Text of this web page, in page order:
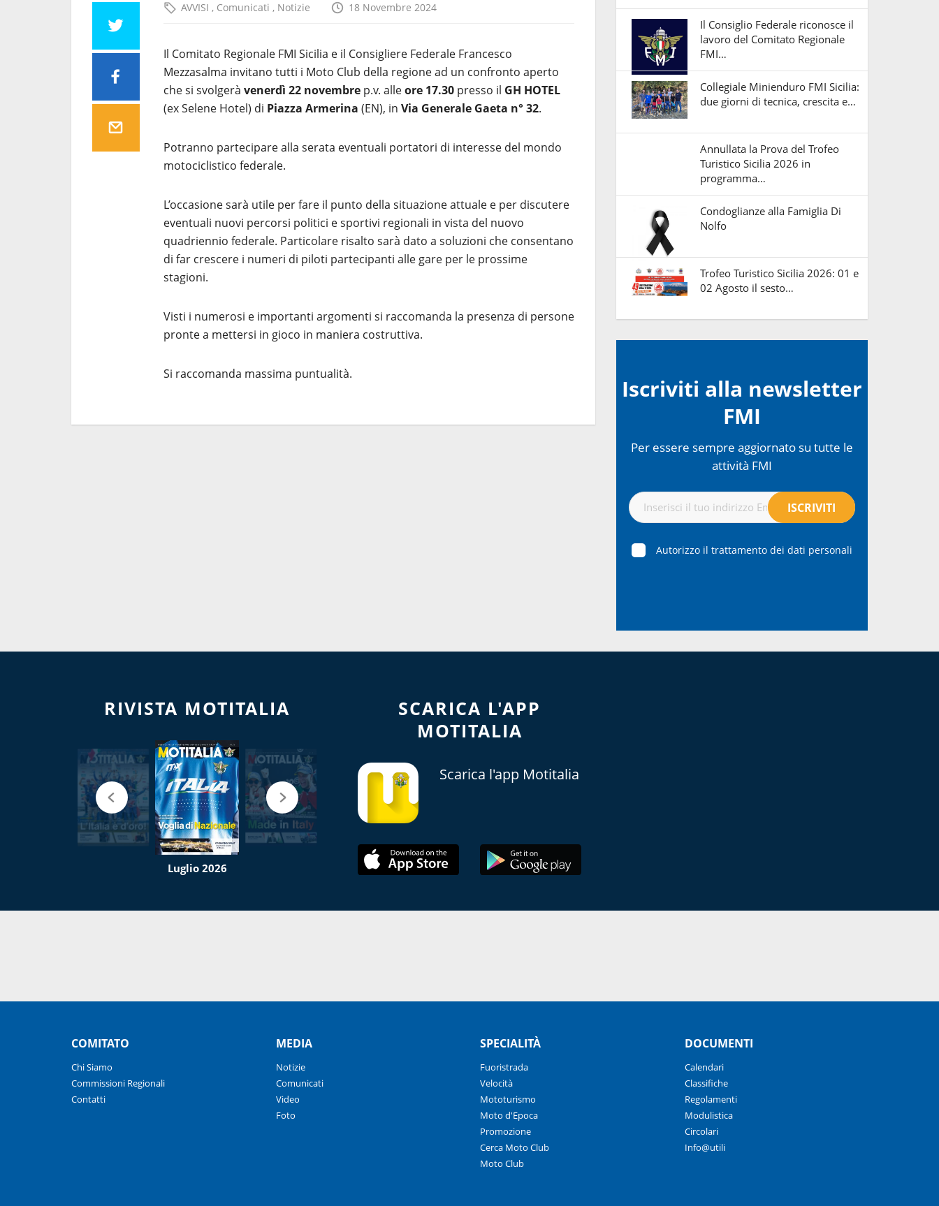
AVVISI , Comunicati , Notizie 18 Novembre 2024
Il Comitato Regionale FMI Sicilia e il Consigliere Federale Francesco
Mezzasalma invitano tutti i Moto Club della regione ad un confronto aperto
che si svolgerà venerdì 22 novembre p.v. alleore 17.30 presso il GH HOTEL
(ex Selene Hotel) di Piazza Armerina (EN), in Via Generale Gaeta n° 32.
Potranno partecipare alla serata eventuali portatori di interesse del mondo
motociclistico federale.
L’occasione sarà utile per fare il punto della situazione attuale e per discutere
eventuali nuovi percorsi politici e sportivi regionali in vista del nuovo
quadriennio federale. Particolare risalto sarà dato a soluzioni che consentano
di far crescere i numeri di piloti partecipanti alle gare per le prossime
stagioni.
Visti i numerosi e importanti argomenti si raccomanda la presenza di persone
pronte a mettersi in gioco in maniera costruttiva.
Si raccomanda massima puntualità.
Il Consiglio Federale riconosce il
lavoro del Comitato Regionale
FMI…
Collegiale Minienduro FMI Sicilia:
due giorni di tecnica, crescita e…
Annullata la Prova del Trofeo
Turistico Sicilia 2026 in
programma…
Condoglianze alla Famiglia Di
Nolfo
Trofeo Turistico Sicilia 2026: 01 e
02 Agosto il sesto…
Iscriviti alla newsletter
FMI
Per essere sempre aggiornato su tutte le
attività FMI
Autorizzo il trattamento dei dati personali
RIVISTA MOTITALIA
Luglio 2026
SCARICA L'APP
MOTITALIA
Scarica l'app Motitalia
COMITATO
Chi Siamo
Commissioni Regionali
Contatti
MEDIA
Notizie
Comunicati
Video
Foto
SPECIALITÀ
Fuoristrada
Velocità
Mototurismo
Moto d'Epoca
Promozione
Cerca Moto Club
Moto Club
DOCUMENTI
Calendari
Classifiche
Regolamenti
Modulistica
Circolari
Info@utili